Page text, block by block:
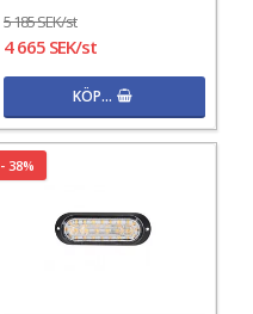
5 185 SEK/st
4 665 SEK/st
KÖP…
- 38%